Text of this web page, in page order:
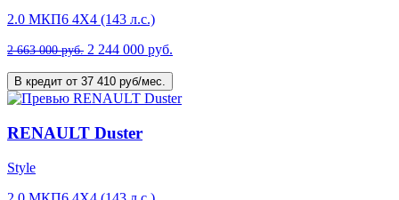
2.0 МКП6 4Х4 (143 л.с.)
2 663 000 руб. 2 244 000 руб.
В кредит от 37 410 руб/мес.
RENAULT Duster
Style